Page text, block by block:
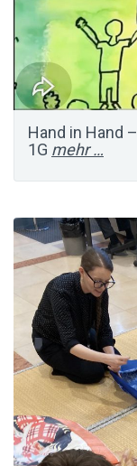
Hand in Hand
1G mehr …